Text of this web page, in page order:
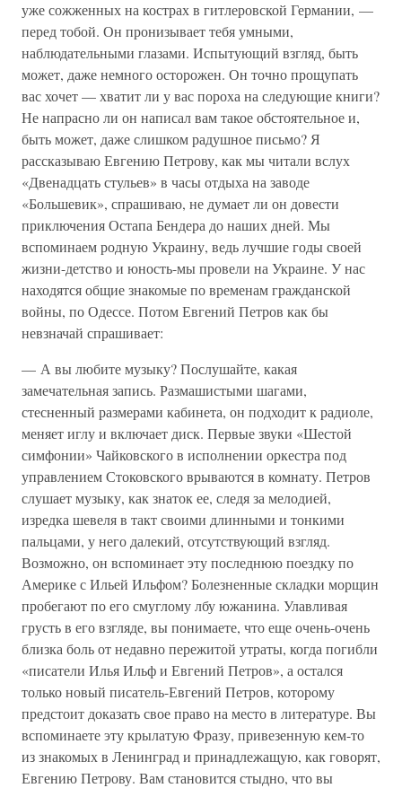
уже сожженных на кострах в гитлеровской Германии, —
перед тобой. Он пронизывает тебя умными,
наблюдательными глазами. Испытующий взгляд, быть
может, даже немного осторожен. Он точно прощупать
вас хочет — хватит ли у вас пороха на следующие книги?
Не напрасно ли он написал вам такое обстоятельное и,
быть может, даже слишком радушное письмо? Я
рассказываю Евгению Петрову, как мы читали вслух
«Двенадцать стульев» в часы отдыха на заводе
«Большевик», спрашиваю, не думает ли он довести
приключения Остапа Бендера до наших дней. Мы
вспоминаем родную Украину, ведь лучшие годы своей
жизни-детство и юность-мы провели на Украине. У нас
находятся общие знакомые по временам гражданской
войны, по Одессе. Потом Евгений Петров как бы
невзначай спрашивает:
— А вы любите музыку? Послушайте, какая
замечательная запись. Размашистыми шагами,
стесненный размерами кабинета, он подходит к радиоле,
меняет иглу и включает диск. Первые звуки «Шестой
симфонии» Чайковского в исполнении оркестра под
управлением Стоковского врываются в комнату. Петров
слушает музыку, как знаток ее, следя за мелодией,
изредка шевеля в такт своими длинными и тонкими
пальцами, у него далекий, отсутствующий взгляд.
Возможно, он вспоминает эту последнюю поездку по
Америке с Ильей Ильфом? Болезненные складки морщин
пробегают по его смуглому лбу южанина. Улавливая
грусть в его взгляде, вы понимаете, что еще очень-очень
близка боль от недавно пережитой утраты, когда погибли
«писатели Илья Ильф и Евгений Петров», а остался
только новый писатель-Евгений Петров, которому
предстоит доказать свое право на место в литературе. Вы
вспоминаете эту крылатую Фразу, привезенную кем-то
из знакомых в Ленинград и принадлежащую, как говорят,
Евгению Петрову. Вам становится стыдно, что вы